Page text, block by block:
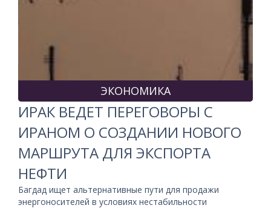
ЭКОНОМИКА
ИРАК ВЕДЕТ ПЕРЕГОВОРЫ С
ИРАНОМ О СОЗДАНИИ НОВОГО
МАРШРУТА ДЛЯ ЭКСПОРТА
НЕФТИ
Багдад ищет альтернативные пути для продажи
энергоносителей в условиях нестабильности